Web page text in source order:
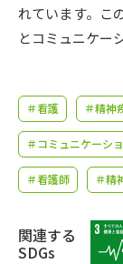
学問のミニ講義「
学問の教科書
れています。こ
とコミュニケー
＃看護 ＃精神
＃コミュニケーシ
＃看護師 ＃精
関連する
SDGs